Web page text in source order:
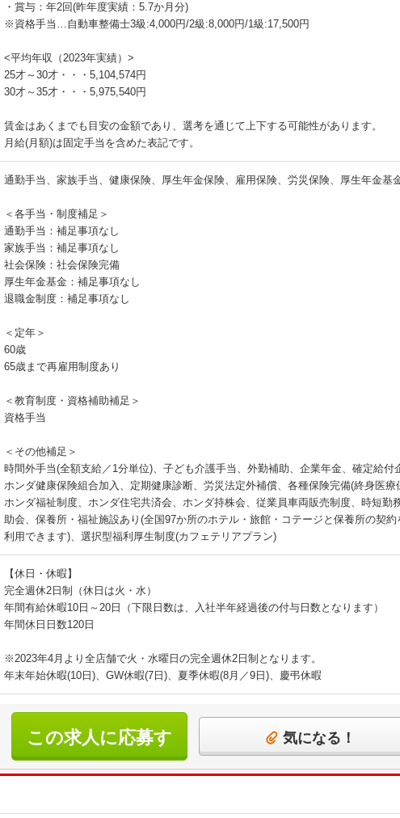
・賞与：年2回(昨年度実績：5.7か月分)
※資格手当…自動車整備士3級:4,000円/2級:8,000円/1級:17,500円
<平均年収（2023年実績）>
25才～30才・・・5,104,574円
30才～35才・・・5,975,540円
賃金はあくまでも目安の金額であり、選考を通じて上下する可能性があります。
月給(月額)は固定手当を含めた表記です。
通勤手当、家族手当、健康保険、厚生年金保険、雇用保険、労災保険、厚生年金基
＜各手当・制度補足＞
通勤手当：補足事項なし
家族手当：補足事項なし
社会保険：社会保険完備
厚生年金基金：補足事項なし
退職金制度：補足事項なし
＜定年＞
60歳
65歳まで再雇用制度あり
＜教育制度・資格補助補足＞
資格手当
＜その他補足＞
時間外手当(全額支給／1分単位)、子ども介護手当、外勤補助、企業年金、確定給付
ホンダ健康保険組合加入、定期健康診断、労災法定外補償、各種保険完備(終身医療
ホンダ福祉制度、ホンダ住宅共済会、ホンダ持株会、従業員車両販売制度、時短勤
助会、保養所・福祉施設あり(全国97か所のホテル・旅館・コテージと保養所の契
利用できます)、選択型福利厚生制度(カフェテリアプラン)
【休日・休暇】
完全週休2日制（休日は火・水）
年間有給休暇10日～20日（下限日数は、入社半年経過後の付与日数となります）
年間休日日数120日
※2023年4月より全店舗で火・水曜日の完全週休2日制となります。
年末年始休暇(10日)、GW休暇(7日)、夏季休暇(8月／9日)、慶弔休暇
この求人に応募す
る
気になる！